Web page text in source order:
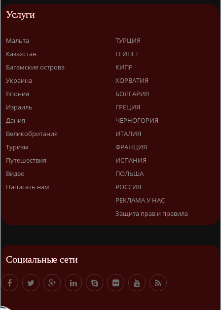
Услуги
Мальта
Казахстан
Багамские острова
Украина
Япония
Израиль
Дания
Великобритания
Туризм
Путешествия
Видео
Написать нам
ТУРЦИЯ
ЕГИПЕТ
КИПР
ХОРВАТИЯ
БОЛГАРИЯ
ГРЕЦИЯ
ЧЕРНОГОРИЯ
ИТАЛИЯ
ФРАНЦИЯ
ИСПАНИЯ
ПОЛЬША
РОССИЯ
РЕКЛАМА У НАС
Защита прав и правила
Социальные сети